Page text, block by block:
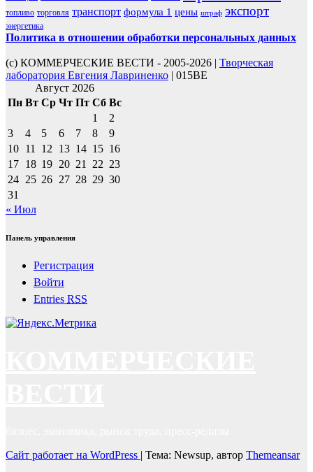
топливо торговля транспорт формула 1 цены штраф экспорт
энергетика
Политика в отношении обработки персональных данных
(с) КОММЕРЧЕСКИЕ ВЕСТИ - 2005-2026 | Творческая
лаборатория Евгения Лавриненко | 015BE
Август 2026
Пн Вт Ср Чт Пт Сб Вс
1
2
3
4 5 6 7 8
9
10 11 12 13 14 15 16
17 18 19 20 21 22 23
24 25 26 27 28 29 30
31
« Июл
Панель управления
Регистрация
Войти
Entries RSS
Сайт работает на WordPress | Тема: Newsup, автор Themeansar